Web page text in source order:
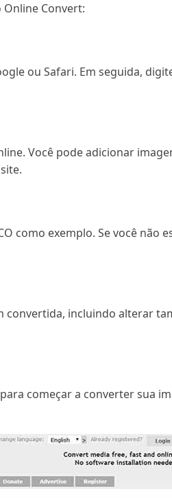
Convert:
ou Safari. Em seguida,
Você pode adicionar
como exemplo. Se você não
incluindo alterar
começar a converter sua